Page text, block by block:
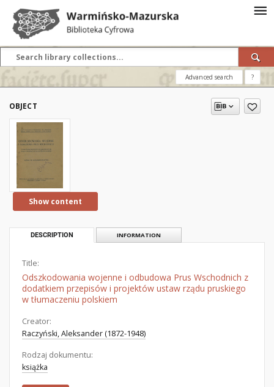
Advanced search ?
OBJECT
Show content
DESCRIPTION INFORMATION
Title:
Odszkodowania wojenne i odbudowa Prus Wschodnich z
dodatkiem przepisów i projektów ustaw rządu pruskiego
w tłumaczeniu polskiem
Creator:
Raczyński, Aleksander (1872-1948)
Rodzaj dokumentu:
książka